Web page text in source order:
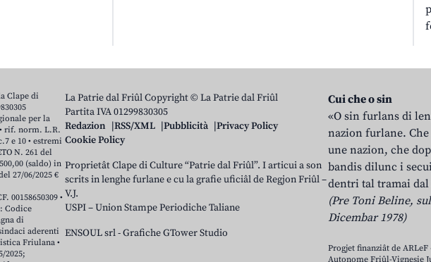
La Patrie dal Friûl Copyright © La Patrie dal Friûl
Partita IVA 01299830305
Redazion
RSS/XML Pubblicità
Privacy Policy
Cookie Policy
Proprietât Clape di Culture “Patrie dal Friûl”. I articui a son
scrits in lenghe furlane e cu la grafie uficiâl de Regjon Friûl –
V.J.
USPI – Union Stampe Periodiche Taliane
ENSOUL srl-Grafiche GTower Studio
Cui che o sin
«O sin furlans di
nazion furlane.
une nazion, che
bandis dilunc i
dentri tal tramai dal
(Pre Toni Beline,
Dicembar 1978)
Progjet finanziât de
Autonome Friûl-Vignesie
Clape di
per la
rif. norm. L.R.
e 10 • estremi
N. 261 del
(saldo) in
27/06/2025 €
00158650309 •
Codice
di
aderenti
Friulana •
2025;